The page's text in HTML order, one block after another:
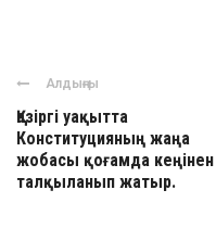
Алдыңғы
Қазіргі уақытта
Конституцияның жаңа
жобасы қоғамда кеңінен
талқыланып жатыр.